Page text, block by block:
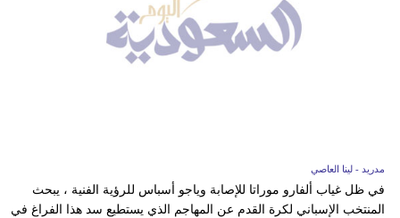
إعلام
مدريد - لينا العاصي
في ظل غياب ألفارو موراتا للإصابة وياجو أسباس للرؤية الفنية ، يبحث
المنتخب الإسباني لكرة القدم عن المهاجم الذي يستطيع سد هذا الفراغ في